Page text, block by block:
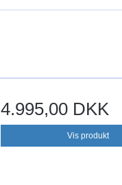
4.995,00 DKK
Vis produkt